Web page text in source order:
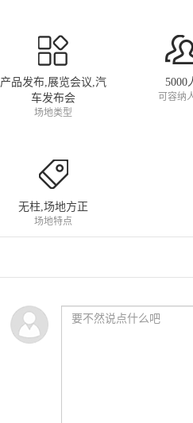
产品发布,展览会议,汽
车发布会
场地类型
5000
可容纳
无柱,场地方正
场地特点